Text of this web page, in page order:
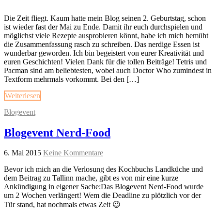
Die Zeit fliegt. Kaum hatte mein Blog seinen 2. Geburtstag, schon
ist wieder fast der Mai zu Ende. Damit ihr euch durchspielen und
möglichst viele Rezepte ausprobieren könnt, habe ich mich bemüht
die Zusammenfassung rasch zu schreiben. Das nerdige Essen ist
wunderbar geworden. Ich bin begeistert von eurer Kreativität und
euren Geschichten! Vielen Dank für die tollen Beiträge! Tetris und
Pacman sind am beliebtesten, wobei auch Doctor Who zumindest in
Textform mehrmals vorkommt. Bei den […]
Weiterlesen
Blogevent
Blogevent Nerd-Food
6. Mai 2015 Keine Kommentare
Bevor ich mich an die Verlosung des Kochbuchs Landküche und
dem Beitrag zu Tallinn mache, gibt es von mir eine kurze
Ankündigung in eigener Sache:Das Blogevent Nerd-Food wurde
um 2 Wochen verlängert! Wem die Deadline zu plötzlich vor der
Tür stand, hat nochmals etwas Zeit 😉